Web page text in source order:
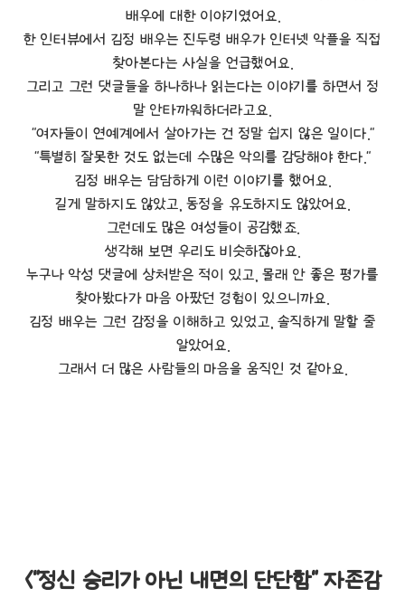
배우에 대한 이야기였어요.
한 인터뷰에서 김정 배우는 진두령 배우가 인터넷 악플을 직접
찾아본다는 사실을 언급했어요.
그리고 그런 댓글들을 하나하나 읽는다는 이야기를 하면서 정
말 안타까워하더라고요.
"여자들이 연예계에서 살아가는 건 정말 쉽지 않은 일이다."
"특별히 잘못한 것도 없는데 수많은 악의를 감당해야 한다."
김정 배우는 담담하게 이런 이야기를 했어요.
길게 말하지도 않았고, 동정을 유도하지도 않았어요.
그런데도 많은 여성들이 공감했죠.
생각해 보면 우리도 비슷하잖아요.
누구나 악성 댓글에 상처받은 적이 있고, 몰래 안 좋은 평가를
찾아봤다가 마음 아팠던 경험이 있으니까요.
김정 배우는 그런 감정을 이해하고 있었고, 솔직하게 말할 줄
알았어요.
그래서 더 많은 사람들의 마음을 움직인 것 같아요.
<"정신 승리가 아닌 내면의 단단함" 자존감